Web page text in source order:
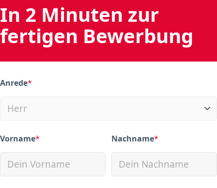
In 2 Minuten zur
fertigen Bewerbung
Anrede*
(required)
Vorname*
(required) Nachname*
(required)